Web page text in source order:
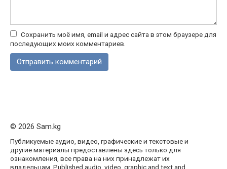
Сохранить моё имя, email и адрес сайта в этом браузере для
последующих моих комментариев.
© 2026 Sam.kg
Публикуемые аудио, видео, графические и текстовые и
другие материалы предоставлены здесь только для
ознакомления, все права на них принадлежат их
владельцам. Published audio, video, graphic and text and